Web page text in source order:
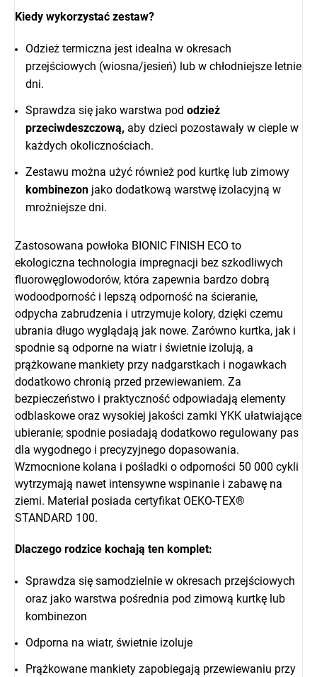
Kiedy wykorzystać zestaw?
Odzież termiczna jest idealna w okresach
przejściowych (wiosna/jesień) lub w chłodniejsze letnie
dni.
Sprawdza się jako warstwa pod odzież
przeciwdeszczową, aby dzieci pozostawały w cieple w
każdych okolicznościach.
Zestawu można użyć również pod kurtkę lub zimowy
kombinezon jako dodatkową warstwę izolacyjną w
mroźniejsze dni.
Zastosowana powłoka BIONIC FINISH ECO to
ekologiczna technologia impregnacji bez szkodliwych
fluorowęglowodorów, która zapewnia bardzo dobrą
wodoodporność i lepszą odporność na ścieranie,
odpycha zabrudzenia i utrzymuje kolory, dzięki czemu
ubrania długo wyglądają jak nowe. Zarówno kurtka, jak i
spodnie są odporne na wiatr i świetnie izolują, a
prążkowane mankiety przy nadgarstkach i nogawkach
dodatkowo chronią przed przewiewaniem. Za
bezpieczeństwo i praktyczność odpowiadają elementy
odblaskowe oraz wysokiej jakości zamki YKK ułatwiające
ubieranie; spodnie posiadają dodatkowo regulowany pas
dla wygodnego i precyzyjnego dopasowania.
Wzmocnione kolana i pośladki o odporności 50 000 cykli
wytrzymają nawet intensywne wspinanie i zabawę na
ziemi. Materiał posiada certyfikat OEKO-TEX®
STANDARD 100.
Dlaczego rodzice kochają ten komplet:
Sprawdza się samodzielnie w okresach przejściowych
oraz jako warstwa pośrednia pod zimową kurtkę lub
kombinezon
Odporna na wiatr, świetnie izoluje
Prążkowane mankiety zapobiegają przewiewaniu przy